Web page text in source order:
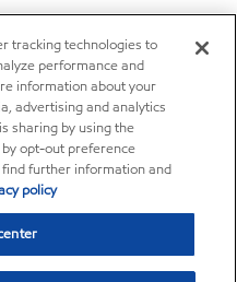
tracking technologies to
performance and
information about your
advertising and analytics
sharing by using the
opt-out preference
further information and
policy